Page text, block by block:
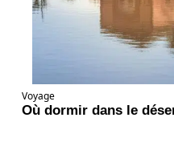
Voyage
Où dormir dans le